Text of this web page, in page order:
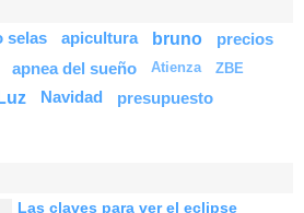
selas apicultura bruno precios
apnea del sueño Atienza ZBE
Navidad presupuesto
Las claves para ver el eclipse